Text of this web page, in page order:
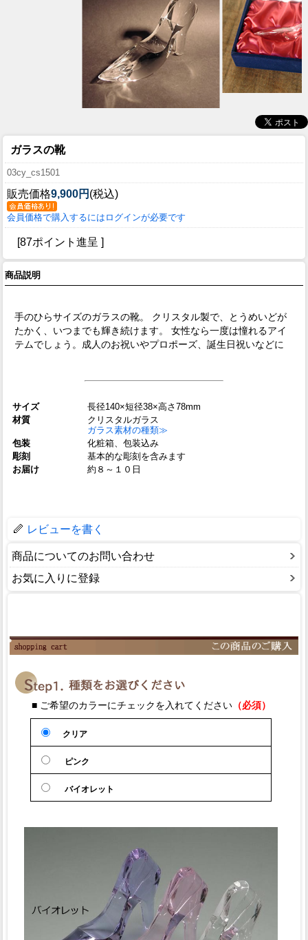
ガラスの靴
03cy_cs1501
販売価格9,900円 (税込)
会員価格で購入するにはログインが必要です
[87ポイント進呈 ]
商品説明
手のひらサイズのガラスの靴。 クリスタル製で、とうめいどが
たかく、いつまでも輝き続けます。 女性なら一度は憧れるアイ
テムでしょう。成人のお祝いやプロポーズ、誕生日祝いなどに
サイズ
長径140×短径38×高さ78mm
材質
クリスタルガラス
ガラス素材の種類≫
包装
化粧箱、包装込み
彫刻
基本的な彫刻を含みます
お届け
約８～１０日
レビューを書く
商品についてのお問い合わせ
お気に入りに登録
■ ご希望のカラーにチェックを入れてください（必須）
クリア
ピンク
バイオレット